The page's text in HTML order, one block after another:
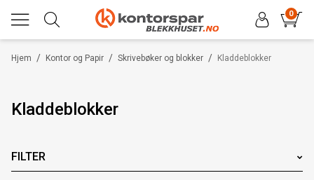
0
/
Hjem /
Kontor og Papir /
Skrivebøker og blokker Kladdeblokker
Kladdeblokker
FILTER